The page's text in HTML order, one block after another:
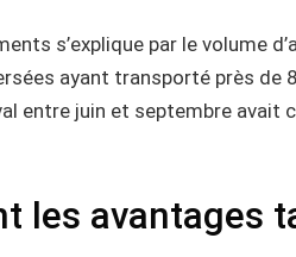
s’explique par le volume
ayant transporté près de
entre juin et septembre avait
les avantages